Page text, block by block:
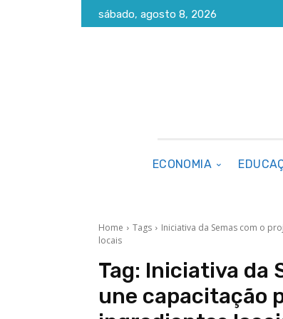
sábado, agosto 8, 2026
ECONOMIA
Home Tags
Iniciativa da Semas com o
locais
Tag: Iniciativa da
une capacitação